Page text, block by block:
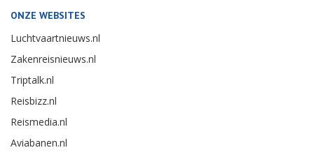
ONZE WEBSITES
Luchtvaartnieuws.nl
Zakenreisnieuws.nl
Triptalk.nl
Reisbizz.nl
Reismedia.nl
Aviabanen.nl